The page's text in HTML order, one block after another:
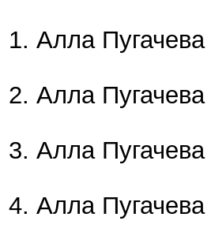
1. Алла
2. Алла
3. Алла
4. Алла